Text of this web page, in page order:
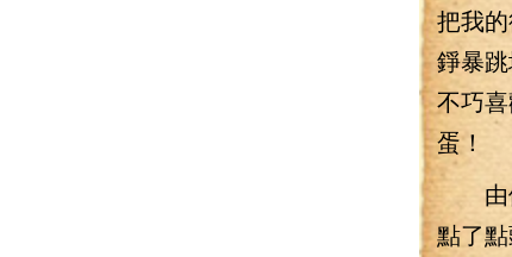
把我
錚暴
不巧
蛋！
由依
點了